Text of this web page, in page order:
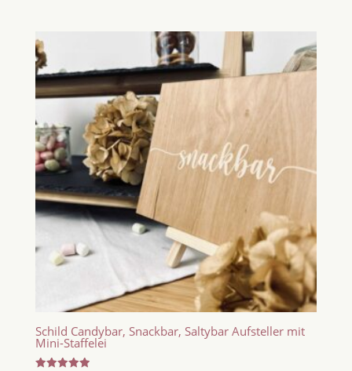
Schild Candybar, Snackbar, Saltybar Aufsteller mit
Mini-Staffelei